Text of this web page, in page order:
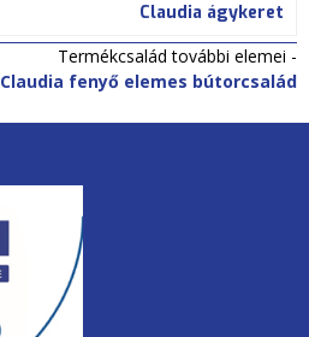
Claudia ágykeret
Termékcsalád további elemei -
Claudia fenyő elemes bútorcsalád